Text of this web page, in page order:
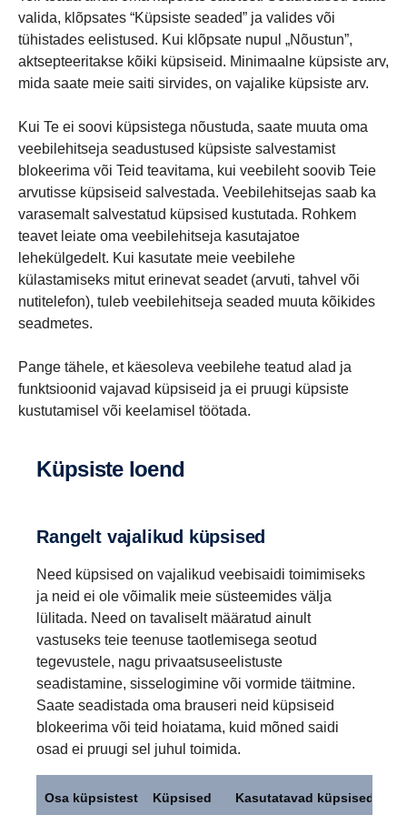
valida, klõpsates “Küpsiste seaded” ja valides või
tühistades eelistused. Kui klõpsate nupul „Nõustun”,
aktsepteeritakse kõiki küpsiseid. Minimaalne küpsiste arv,
mida saate meie saiti sirvides, on vajalike küpsiste arv.
Kui Te ei soovi küpsistega nõustuda, saate muuta oma
veebilehitseja seadustused küpsiste salvestamist
blokeerima või Teid teavitama, kui veebileht soovib Teie
arvutisse küpsiseid salvestada. Veebilehitsejas saab ka
varasemalt salvestatud küpsised kustutada. Rohkem
teavet leiate oma veebilehitseja kasutajatoe
lehekülgedelt. Kui kasutate meie veebilehe
külastamiseks mitut erinevat seadet (arvuti, tahvel või
nutitelefon), tuleb veebilehitseja seaded muuta kõikides
seadmetes.
Pange tähele, et käesoleva veebilehe teatud alad ja
funktsioonid vajavad küpsiseid ja ei pruugi küpsiste
kustutamisel või keelamisel töötada.
Küpsiste loend
Rangelt vajalikud küpsised
Need küpsised on vajalikud veebisaidi toimimiseks
ja neid ei ole võimalik meie süsteemides välja
lülitada. Need on tavaliselt määratud ainult
vastuseks teie teenuse taotlemisega seotud
tegevustele, nagu privaatsuseelistuste
seadistamine, sisselogimine või vormide täitmine.
Saate seadistada oma brauseri neid küpsiseid
blokeerima või teid hoiatama, kuid mõned saidi
osad ei pruugi sel juhul toimida.
küpsised
Osa küpsistest Küpsised Kasutatavad küpsised